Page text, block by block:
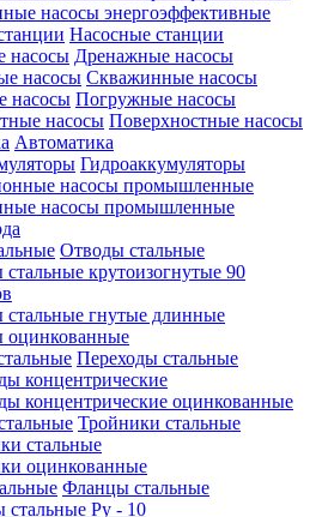
насосы энергоэффективные
Насосные станции
Дренажные насосы
Скважинные насосы
Погружные насосы
Поверхностные насосы
Автоматика
Гидроаккумуляторы
насосы промышленные
Отводы стальные
крутоизогнутые 90
гнутые длинные
оцинкованные
Переходы стальные
концентрические
концентрические оцинкованные
Тройники стальные
стальные
оцинкованные
Фланцы стальные
Ру - 10